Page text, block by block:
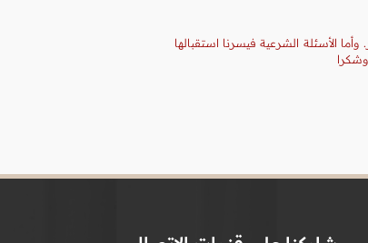
الأسئلة الشرعية فيسرنا استقبالها